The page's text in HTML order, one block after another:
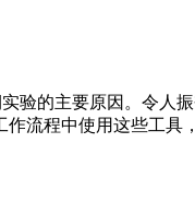
验的主要原因。令人
程中使用这些工具